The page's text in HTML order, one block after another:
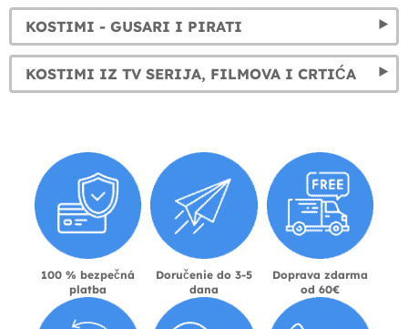
KOSTIMI - GUSARI I PIRATI
KOSTIMI IZ TV SERIJA, FILMOVA I CRTIĆA
100 % bezpečná
platba
Doručenie do 3-5
dana
Doprava zdarma
od 60€